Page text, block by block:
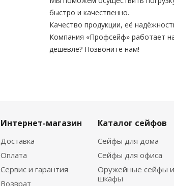
быстро и качественно.
Качество продукции, её
Компания «Профсейф» работает
дешевле? Позвоните нам!
Интернет-магазин
Доставка
Оплата
Сервис и гарантия
Возврат
Каталог сейфов
Сейфы для дома
Сейфы для офиса
Оружейные сейфы и
шкафы